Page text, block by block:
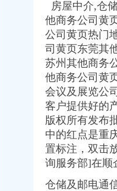
关联交易公告_财经_
识人
一财经
方财富网
业有限责任公司对其
有限责任公司股权的提
（重庆）有限公司招聘信
产新闻-重庆乐居网
狐财经
土储大礼包_搜狐财经_
网
限责任公司对其控股
房屋中介,仓
他商务公司黄
公司黄页热门
司黄页东莞其
苏州其他商务
他商务公司黄
会议及展览公
客户提供好的
版权所有发布
中的红点是重
置标注，双击
询服务部]在顺
仓储及邮电通